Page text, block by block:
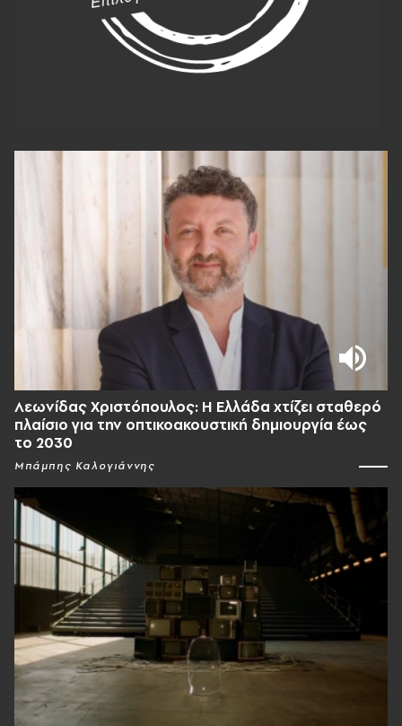
Λεωνίδας Χριστόπουλος: Η Ελλάδα χτίζει σταθερό
πλαίσιο για την οπτικοακουστική δημιουργία έως
το 2030
Μπάμπης Καλογιάννης